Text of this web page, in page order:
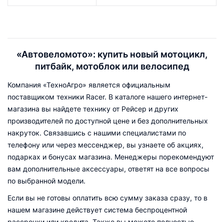
«Автовеломото»: купить новый мотоцикл,
питбайк, мотоблок или велосипед
Компания «ТехноАгро» является официальным
поставщиком техники Racer. В каталоге нашего интернет-
магазина вы найдете технику от Рейсер и других
производителей по доступной цене и без дополнительных
накруток. Связавшись с нашими специалистами по
телефону или через мессенджер, вы узнаете об акциях,
подарках и бонусах магазина. Менеджеры порекомендуют
вам дополнительные аксессуары, ответят на все вопросы
по выбранной модели.
Если вы не готовы оплатить всю сумму заказа сразу, то в
нашем магазине действует система беспроцентной